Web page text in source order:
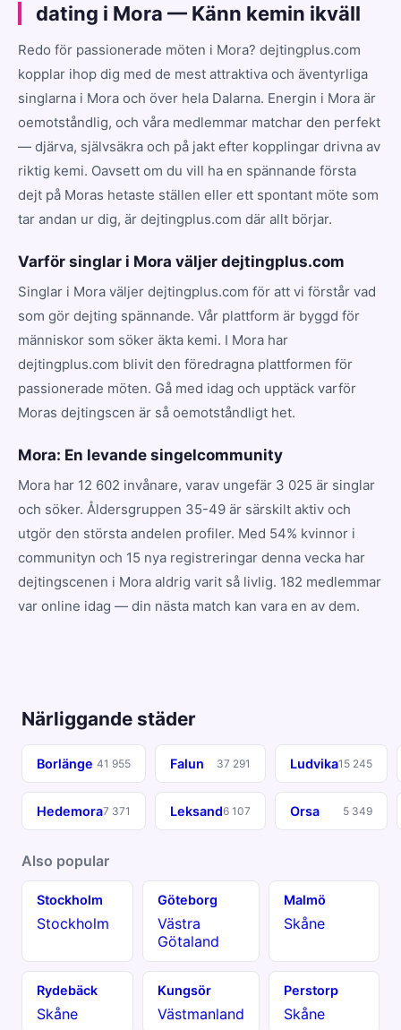
dating i Mora — Känn kemin ikväll
Redo för passionerade möten i Mora? dejtingplus.com
kopplar ihop dig med de mest attraktiva och äventyrliga
singlarna i Mora och över hela Dalarna. Energin i Mora är
oemotståndlig, och våra medlemmar matchar den perfekt
— djärva, självsäkra och på jakt efter kopplingar drivna av
riktig kemi. Oavsett om du vill ha en spännande första
dejt på Moras hetaste ställen eller ett spontant möte som
tar andan ur dig, är dejtingplus.com där allt börjar.
Varför singlar i Mora väljer dejtingplus.com
Singlar i Mora väljer dejtingplus.com för att vi förstår vad
som gör dejting spännande. Vår plattform är byggd för
människor som söker äkta kemi. I Mora har
dejtingplus.com blivit den föredragna plattformen för
passionerade möten. Gå med idag och upptäck varför
Moras dejtingscen är så oemotståndligt het.
Mora: En levande singelcommunity
Mora har 12 602 invånare, varav ungefär 3 025 är singlar
och söker. Åldersgruppen 35-49 är särskilt aktiv och
utgör den största andelen profiler. Med 54% kvinnor i
communityn och 15 nya registreringar denna vecka har
dejtingscenen i Mora aldrig varit så livlig. 182 medlemmar
var online idag — din nästa match kan vara en av dem.
Närliggande städer
Borlänge 41 955 Falun 37 291 Ludvika15 245
Hedemora7 371 Leksand6 107 Orsa 5 349
Also popular
Stockholm
Stockholm
Göteborg
Västra
Götaland
Malmö
Skåne
Rydebäck
Skåne
Kungsör
Västmanland
Perstorp
Skåne